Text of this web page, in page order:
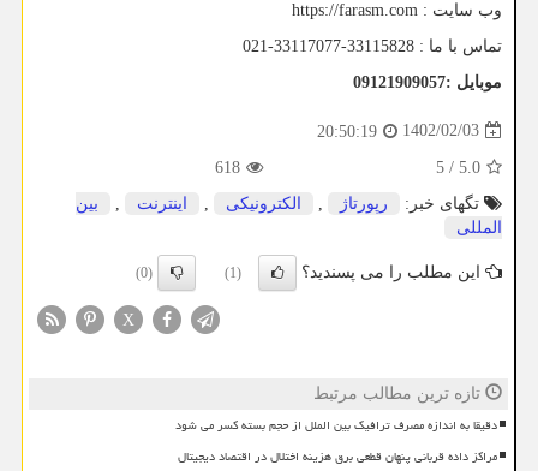
وب سایت : https://farasm.com
تماس با ما : 021-33117077-33115828
موبایل :09121909057
1402/02/03
20:50:19
5.0
/
5
618
تگهای خبر:
رپورتاژ , الكترونیكی , اینترنت ,
بین
المللی
این مطلب را می پسندید؟ (1)
(0)
X
تازه ترین مطالب مرتبط
دقیقا به اندازه مصرف ترافیک بین الملل از حجم بسته کسر می شود
مراکز داده قربانی پنهان قطعی برق هزینه اختلال در اقتصاد دیجیتال